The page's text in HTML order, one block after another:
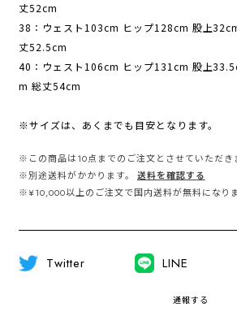
丈52cm
38：ウェスト103cm ヒップ128cm 股上
丈52.5cm
40：ウェスト106cm ヒップ131cm 股上
m 総丈54cm
※サイズは、あくまでも目安となります。
※この商品は10点までのご注文とさせていただき
※別途送料がかかります。
送料を確認する
※¥10,000以上のご注文で国内送料が無料になりま
Twitter LINE
通報する